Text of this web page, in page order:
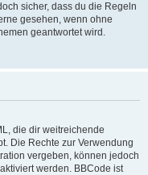
sicher, dass du die Regeln
gesehen, wenn ohne
geantwortet wird.
die dir weitreichende
Die Rechte zur Verwendung
vergeben, können jedoch
werden. BBCode ist